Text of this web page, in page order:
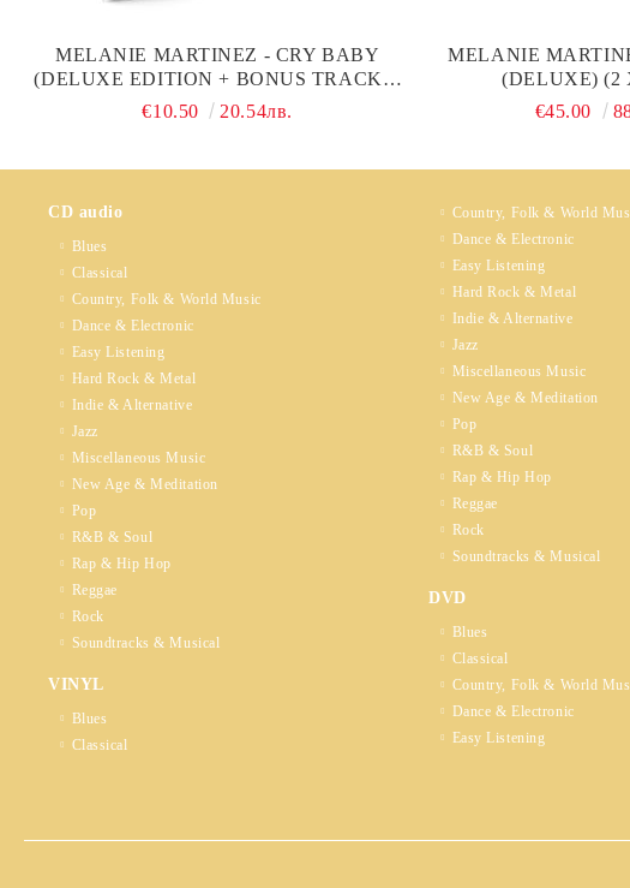
MELANIE MARTINEZ - CRY BABY
(DELUXE EDITION + BONUS TRACKS)
(CD)
€10.50 20.54лв.
MELANIE
(DELUXE) (2
€45.00
CD audio
Blues
Classical
Country, Folk & World Music
Dance & Electronic
Easy Listening
Hard Rock & Metal
Indie & Alternative
Jazz
Miscellaneous Music
New Age & Meditation
Pop
R&B & Soul
Rap & Hip Hop
Reggae
Rock
Soundtracks & Musical
VINYL
Blues
Classical
Country, Folk & World
Dance & Electronic
Easy Listening
Hard Rock & Metal
Indie & Alternative
Jazz
Miscellaneous Music
New Age & Meditation
Pop
R&B & Soul
Rap & Hip Hop
Reggae
Rock
Soundtracks & Musical
DVD
Blues
Classical
Country, Folk & World
Dance & Electronic
Easy Listening